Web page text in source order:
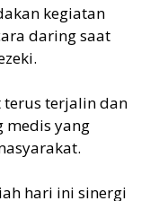
kegiatan
daring saat
terus terjalin dan
medis yang
hari ini sinergi